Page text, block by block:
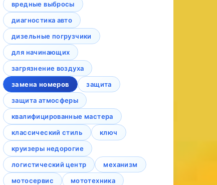
вредные выбросы
диагностика авто
дизельные погрузчики
для начинающих
загрязнение воздуха
замена номеров
защита
защита атмосферы
квалифицированные мастера
классический стиль
ключ
круизеры недорогие
логистический центр
механизм
мотосервис
мототехника